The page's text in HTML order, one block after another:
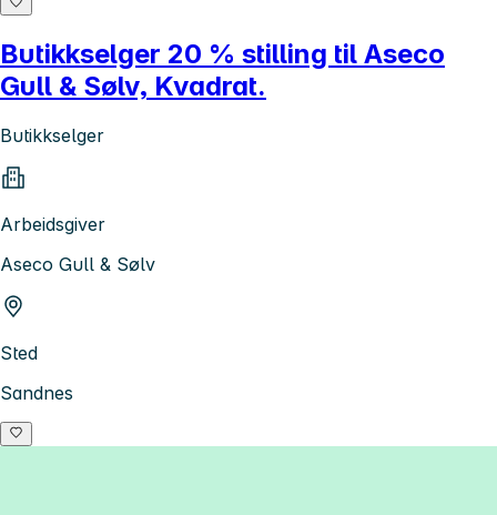
Butikkselger 20 % stilling til Aseco
Gull & Sølv, Kvadrat.
Butikkselger
Arbeidsgiver
Aseco Gull & Sølv
Sted
Sandnes